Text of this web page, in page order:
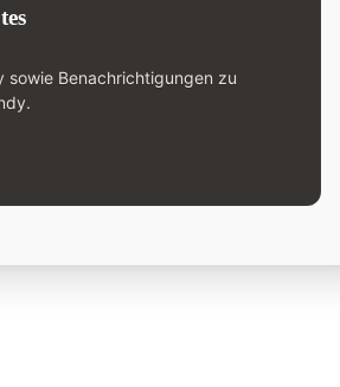
sowie Benachrichtigungen zu